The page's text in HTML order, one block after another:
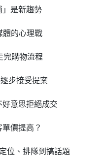
是新趨勢
體的心理戰
完購物流程
步接受提案
意思拒絕成交
價提高？
位、排隊到搞話題